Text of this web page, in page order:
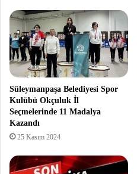
Süleymanpaşa Belediyesi Spor
Kulübü Okçuluk İl
Seçmelerinde 11 Madalya
Kazandı
25 Kasım 2024